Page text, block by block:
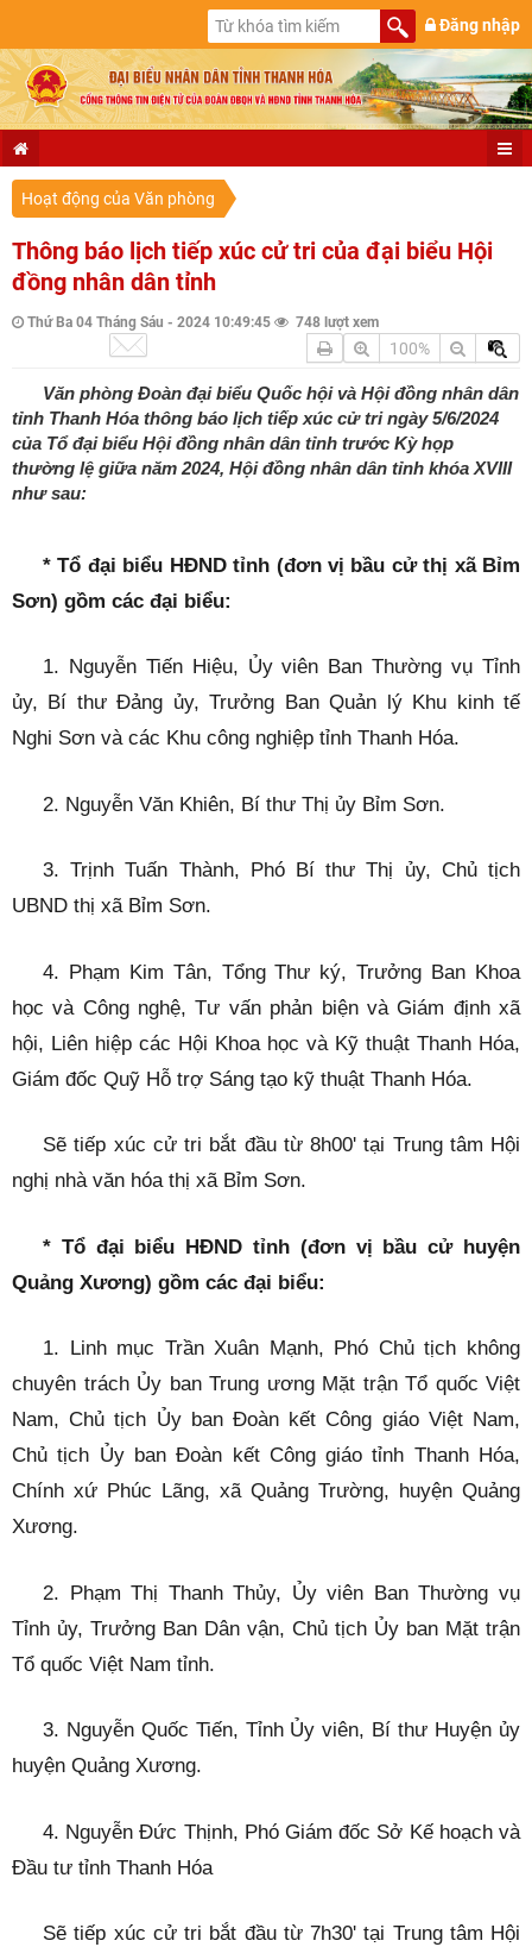
Đăng nhập
Hoạt động của Văn phòng
Thông báo lịch tiếp xúc cử tri của đại biểu Hội
đồng nhân dân tỉnh
Thứ Ba 04 Tháng Sáu - 2024 10:49:45 748 lượt xem
100%
Văn phòng Đoàn đại biểu Quốc hội và Hội đồng nhân dân
tỉnh Thanh Hóa thông báo lịch tiếp xúc cử tri ngày 5/6/2024
của Tổ đại biểu Hội đồng nhân dân tỉnh trước Kỳ họp
thường lệ giữa năm 2024, Hội đồng nhân dân tỉnh khóa XVIII
như sau:
* Tổ đại biểu HĐND tỉnh (đơn vị bầu cử thị xã Bỉm
Sơn) gồm các đại biểu:
1. Nguyễn Tiến Hiệu, Ủy viên Ban Thường vụ Tỉnh
ủy, Bí thư Đảng ủy, Trưởng Ban Quản lý Khu kinh tế
Nghi Sơn và các Khu công nghiệp tỉnh Thanh Hóa.
2. Nguyễn Văn Khiên, Bí thư Thị ủy Bỉm Sơn.
3. Trịnh Tuấn Thành, Phó Bí thư Thị ủy, Chủ tịch
UBND thị xã Bỉm Sơn.
4. Phạm Kim Tân, Tổng Thư ký, Trưởng Ban Khoa
học và Công nghệ, Tư vấn phản biện và Giám định xã
hội, Liên hiệp các Hội Khoa học và Kỹ thuật Thanh Hóa,
Giám đốc Quỹ Hỗ trợ Sáng tạo kỹ thuật Thanh Hóa.
Sẽ tiếp xúc cử tri bắt đầu từ 8h00' tại Trung tâm Hội
nghị nhà văn hóa thị xã Bỉm Sơn.
* Tổ đại biểu HĐND tỉnh (đơn vị bầu cử huyện
Quảng Xương) gồm các đại biểu:
1. Linh mục Trần Xuân Mạnh, Phó Chủ tịch không
chuyên trách Ủy ban Trung ương Mặt trận Tổ quốc Việt
Nam, Chủ tịch Ủy ban Đoàn kết Công giáo Việt Nam,
Chủ tịch Ủy ban Đoàn kết Công giáo tỉnh Thanh Hóa,
Chính xứ Phúc Lãng, xã Quảng Trường, huyện Quảng
Xương.
2. Phạm Thị Thanh Thủy, Ủy viên Ban Thường vụ
Tỉnh ủy, Trưởng Ban Dân vận, Chủ tịch Ủy ban Mặt trận
Tổ quốc Việt Nam tỉnh.
3. Nguyễn Quốc Tiến, Tỉnh Ủy viên, Bí thư Huyện ủy
huyện Quảng Xương.
4. Nguyễn Đức Thịnh, Phó Giám đốc Sở Kế hoạch và
Đầu tư tỉnh Thanh Hóa
Sẽ tiếp xúc cử tri bắt đầu từ 7h30' tại Trung tâm Hội